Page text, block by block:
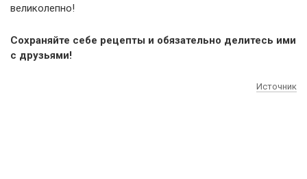
великолепно!
Сохраняйте себе рецепты и обязательно делитесь ими
с друзьями!
Источник